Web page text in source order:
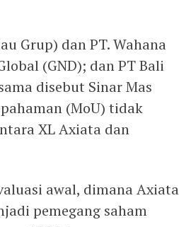
Grup) dan PT. Wahana
(GND); dan PT Bali
disebut Sinar Mas
(MoU) tidak
XL Axiata dan
awal, dimana Axiata
pemegang saham